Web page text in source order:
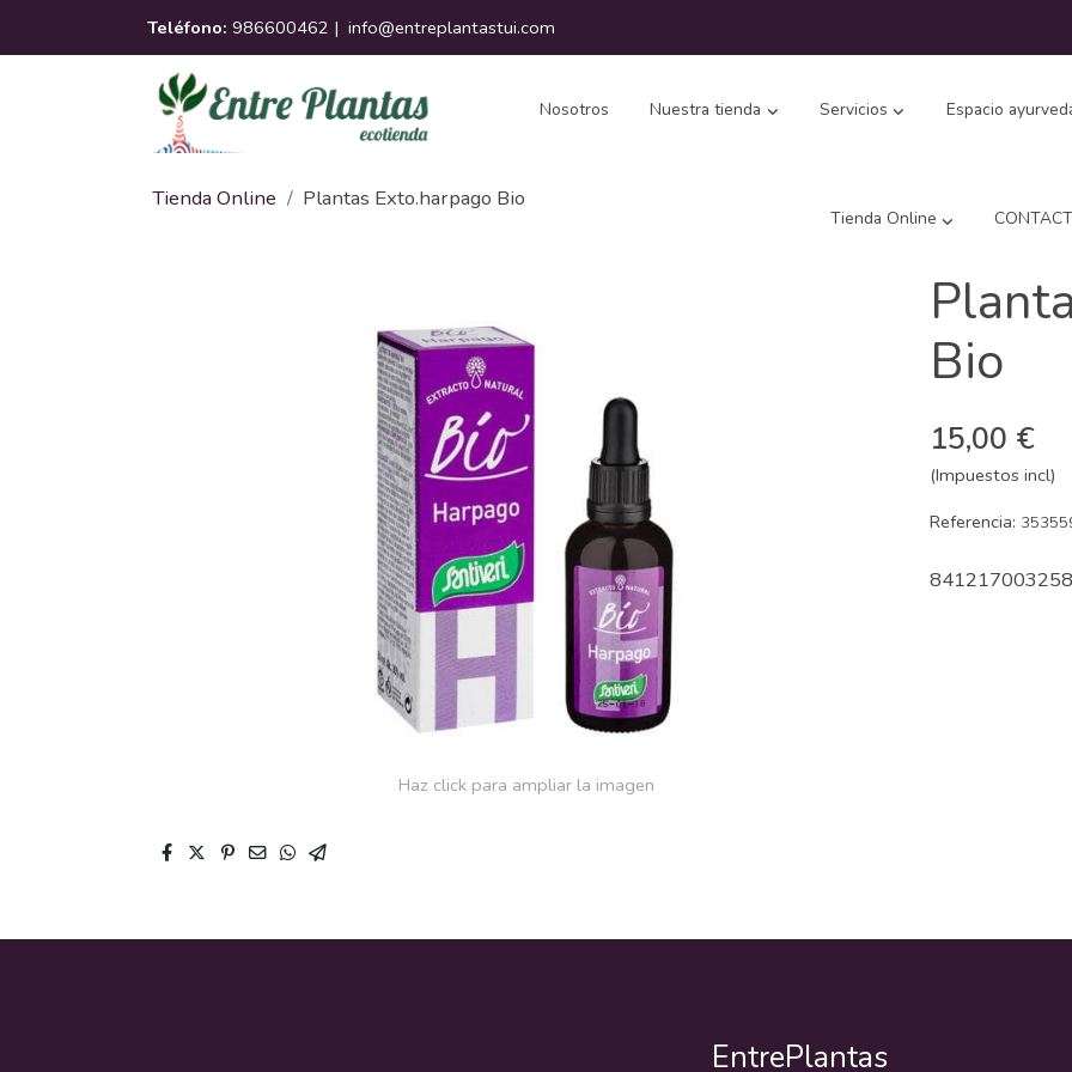
Teléfono: 986600462 | info@entreplantastui.com
Nosotros Nuestra tienda Servicios Espacio
Tienda Online
Tienda Online Plantas Exto.harpago Bio
Haz click para ampliar la imagen
Bio
15,00 €
(Impuestos incl)
Referencia:
EntrePlantas